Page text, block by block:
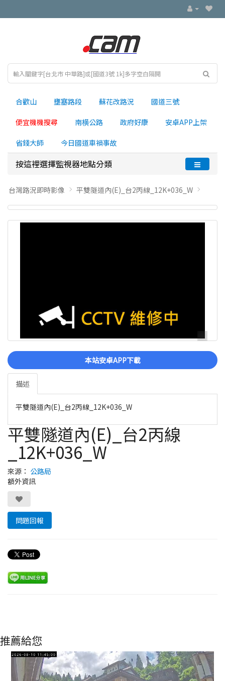
合歡山 壅塞路段 蘇花改路況 國道三號
便宜機機搜尋 南横公路 政府好康 安卓APP上架
省錢大師 今日國道車禍事故
按這裡選擇監視器地點分類
台灣路況即時影像 平雙隧道內(E)_台2丙線_12K+036_W
本站安卓APP下載
描述
平雙隧道內(E)_台2丙線_12K+036_W
平雙隧道內(E)_台2丙線
_12K+036_W
來源： 公路局
額外資訊
問題回報
推薦給您